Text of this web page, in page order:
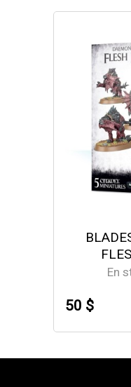
En
50 $